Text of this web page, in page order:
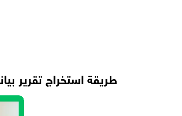
طريقة استخراج تقرير